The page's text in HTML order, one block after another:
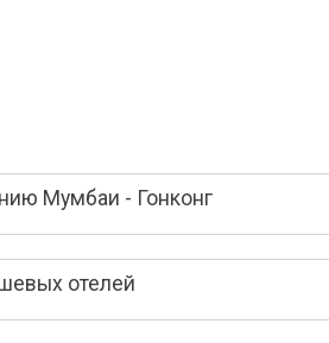
Мумбаи - Гонконг
отелей